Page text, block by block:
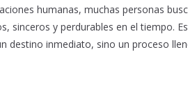
humanas, muchas personas
sinceros y perdurables en el tiempo.
destino inmediato, sino un proceso